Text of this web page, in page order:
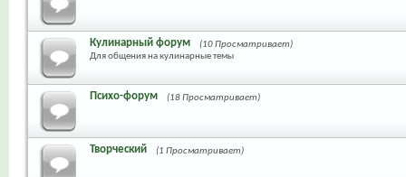
Кулинарный форум
(10 Просматривает)
Для общения на кулинарные темы
Психо-форум (18 Просматривает)
Творческий (1 Просматривает)